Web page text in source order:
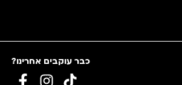
כבר עוקבים אחרינו?